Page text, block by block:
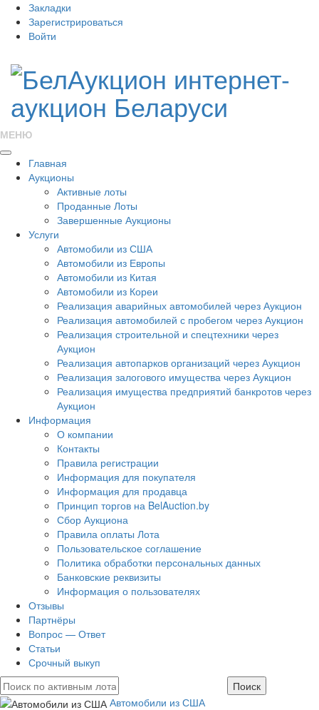
Закладки
Зарегистрироваться
Войти
МЕНЮ
Главная
Аукционы
Активные лоты
Проданные Лоты
Завершенные Аукционы
Услуги
Автомобили из США
Автомобили из Европы
Автомобили из Китая
Автомобили из Кореи
Реализация аварийных автомобилей через Аукцион
Реализация автомобилей с пробегом через Аукцион
Реализация строительной и спецтехники через
Аукцион
Реализация автопарков организаций через Аукцион
Реализация залогового имущества через Аукцион
Реализация имущества предприятий банкротов через
Аукцион
Информация
О компании
Контакты
Правила регистрации
Информация для покупателя
Информация для продавца
Принцип торгов на BelAuction.by
Сбор Аукциона
Правила оплаты Лота
Пользовательское соглашение
Политика обработки персональных данных
Банковские реквизиты
Информация о пользователях
Отзывы
Партнёры
Вопрос — Ответ
Статьи
Срочный выкуп
Автомобили из США